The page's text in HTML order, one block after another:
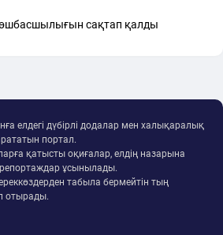
сақтап қалды
елдегі дүбірлі додалар мен халықаралық
портал.
қатысты оқиғалар, елдің назарына
репортаждар ұсынылады.
табыла бермейтін тың
отырады.